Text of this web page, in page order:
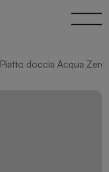
Piatto doccia Acqua